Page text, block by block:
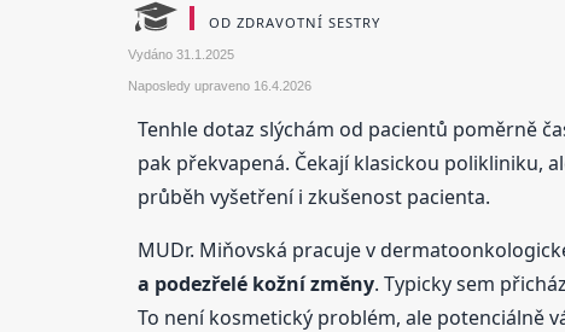
OD ZDRAVOTNÍ SESTRY
Vydáno 31.1.2025
Naposledy upraveno 16.4.2026
Tenhle dotaz slýchám od pacientů poměrně
pak překvapená. Čekají klasickou polikliniku,
průběh vyšetření i zkušenost pacienta.
MUDr. Miňovská pracuje v
a podezřelé kožní změny. Typicky sem
To není kosmetický problém, ale potenciálně